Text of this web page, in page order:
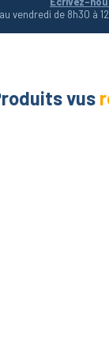
vendredi de 8h30 à
vus